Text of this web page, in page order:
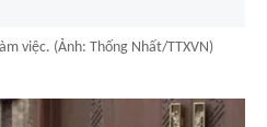
việc. (Ảnh: Thống Nhất/TTXVN)